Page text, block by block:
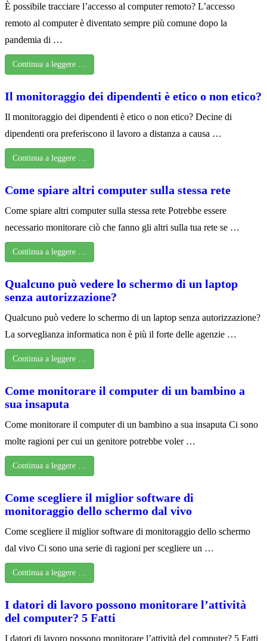
È possibile tracciare l’accesso al computer remoto? L’accesso
remoto al computer è diventato sempre più comune dopo la
pandemia di …
Continua a leggere …
Il monitoraggio dei dipendenti è etico o non etico?
Il monitoraggio dei dipendenti è etico o non etico? Decine di
dipendenti ora preferiscono il lavoro a distanza a causa …
Continua a leggere …
Come spiare altri computer sulla stessa rete
Come spiare altri computer sulla stessa rete Potrebbe essere
necessario monitorare ciò che fanno gli altri sulla tua rete se …
Continua a leggere …
Qualcuno può vedere lo schermo di un laptop
senza autorizzazione?
Qualcuno può vedere lo schermo di un laptop senza autorizzazione?
La sorveglianza informatica non è più il forte delle agenzie …
Continua a leggere …
Come monitorare il computer di un bambino a
sua insaputa
Come monitorare il computer di un bambino a sua insaputa Ci sono
molte ragioni per cui un genitore potrebbe voler …
Continua a leggere …
Come scegliere il miglior software di
monitoraggio dello schermo dal vivo
Come scegliere il miglior software di monitoraggio dello schermo
dal vivo Ci sono una serie di ragioni per scegliere un …
Continua a leggere …
I datori di lavoro possono monitorare l’attività
del computer? 5 Fatti
I datori di lavoro possono monitorare l’attività del computer? 5 Fatti